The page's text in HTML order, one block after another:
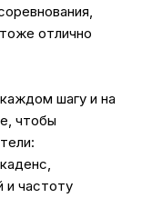
отлично
шагу и на
чтобы
и частоту